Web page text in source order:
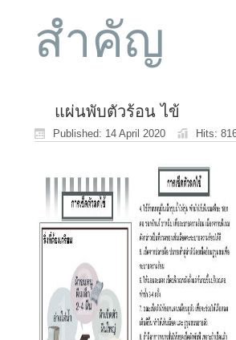
สำคัญ
แผ่นพับตัวร้อน ไข้
Published: 14 April 2020 Hits: